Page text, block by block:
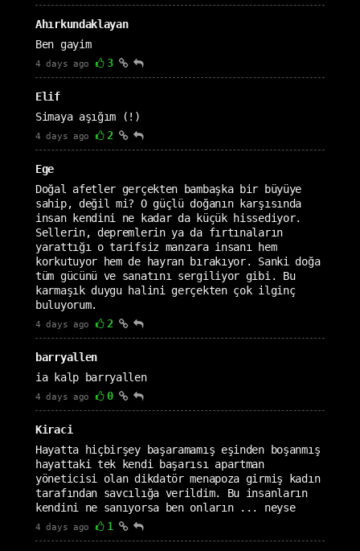
Ahırkundaklayan
Ben gayim
4 days ago 3
Elif
Simaya aşığım (!)
4 days ago 2
Ege
Doğal afetler gerçekten bambaşka bir büyüye
sahip, değil mi? O güçlü doğanın karşısında
insan kendini ne kadar da küçük hissediyor.
Sellerin, depremlerin ya da fırtınaların
yarattığı o tarifsiz manzara insanı hem
korkutuyor hem de hayran bırakıyor. Sanki doğa
tüm gücünü ve sanatını sergiliyor gibi. Bu
karmaşık duygu halini gerçekten çok ilginç
buluyorum.
4 days ago 2
barryallen
ia kalp barryallen
4 days ago 0
Kiraci
Hayatta hiçbirşey başaramamış eşinden boşanmış
hayattaki tek kendi başarısı apartman
yöneticisi olan dikdatör menapoza girmiş kadın
tarafından savcılığa verildim. Bu insanların
kendini ne sanıyorsa ben onların ... neyse
4 days ago 1